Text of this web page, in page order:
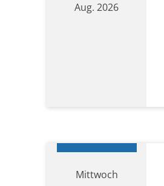
Aug. 2026
Mittwoch